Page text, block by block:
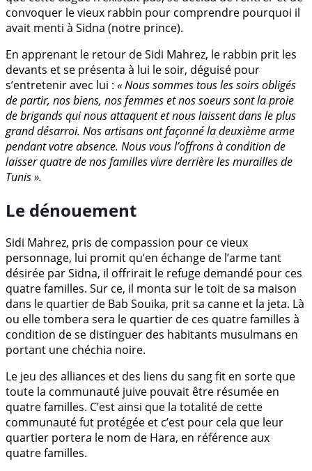
convoquer le vieux rabbin pour comprendre pourquoi il
avait menti à Sidna (notre prince).
En apprenant le retour de Sidi Mahrez, le rabbin prit les
devants et se présenta à lui le soir, déguisé pour
s’entretenir avec lui : « Nous sommes tous les soirs obligés
de partir, nos biens, nos femmes et nos soeurs sont la proie
de brigands qui nous attaquent et nous laissent dans le plus
grand désarroi. Nos artisans ont façonné la deuxième arme
pendant votre absence. Nous vous l’offrons à condition de
laisser quatre de nos familles vivre derrière les murailles de
Tunis ».
Le dénouement
Sidi Mahrez, pris de compassion pour ce vieux
personnage, lui promit qu’en échange de l’arme tant
désirée par Sidna, il offrirait le refuge demandé pour ces
quatre familles. Sur ce, il monta sur le toit de sa maison
dans le quartier de Bab Souika, prit sa canne et la jeta. Là
ou elle tombera sera le quartier de ces quatre familles à
condition de se distinguer des habitants musulmans en
portant une chéchia noire.
Le jeu des alliances et des liens du sang fit en sorte que
toute la communauté juive pouvait être résumée en
quatre familles. C’est ainsi que la totalité de cette
communauté fut protégée et c’est pour cela que leur
quartier portera le nom de Hara, en référence aux
quatre familles.